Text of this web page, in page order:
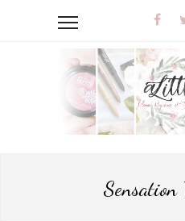
Sensation